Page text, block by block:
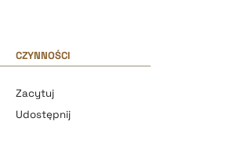
CZYNNOŚCI
Zacytuj
Udostępnij